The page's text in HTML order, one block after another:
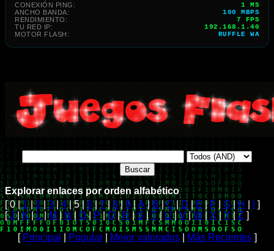
CONEXIÓN PING:
1 MS
ANCHO BANDA:
100 MBPS
RENDIMIENTO:
6 FPS
TU RED IP:
192.168.1.40
MOTOR FLASH:
RUFFLE WA
Explorar enlaces por orden alfabético
[ 0 |1|2|3|4| 5 |6|7| 8| 9| A| B|C|D |E | F |G| H
]
[J|K|L|M | N | O|P|Q|R |S |T| U|V|W |X|Y| Z ]
[ Principal Popular| Mejor valorados| Más Recientes]